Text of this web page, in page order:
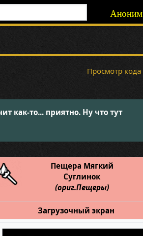
Аноним
Просмотр кода
как-то... приятно. Ну что тут
Пещера Мягкий
Суглинок
(ориг.Пещеры)
Загрузочный экран